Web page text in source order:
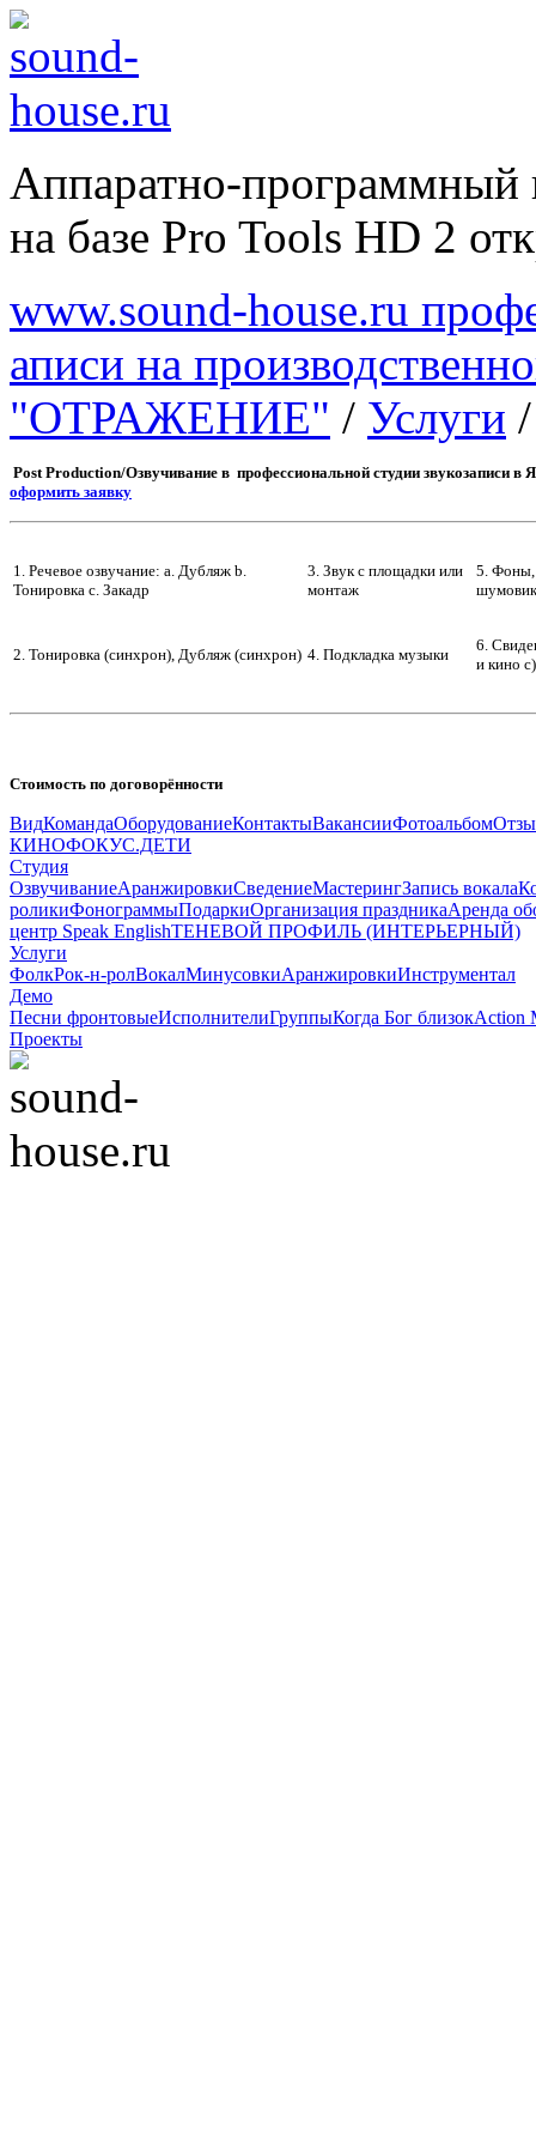
Аппаратно-программный
на базе Pro Tools HD 2
www.sound-house.ru
аписи на
"ОТРАЖЕНИЕ" / Услуги
Post Production/Озвучивание в
оформить заявку
1. Речевое озвучание: a. Дубляж b.
Тонировка c. Закадр
3. Звук с площадки или
монтаж
5.
2. Тонировка (синхрон), Дубляж (синхрон) 4. Подкладка музыки
6.
и кино
Стоимость по договорённости
ВидКомандаОборудованиеКонтактыВакансииФотоальбом
КИНОФОКУС.ДЕТИ
Студия
ОзвучиваниеАранжировкиСведениеМастерингЗапись вокала
роликиФонограммыПодаркиОрганизация праздникаАренда
центр Speak EnglishТЕНЕВОЙ ПРОФИЛЬ (ИНТЕРЬЕРНЫЙ)
Услуги
ФолкРок-н-ролВокалМинусовкиАранжировкиИнструментал
Демо
Песни фронтовыеИсполнителиГруппыКогда Бог близокAction
Проекты